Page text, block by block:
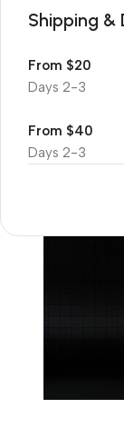
Shipping &
2-3 Days
From $20
2-3 Days
From $40